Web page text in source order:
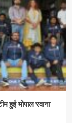
हुई भोपाल रवाना